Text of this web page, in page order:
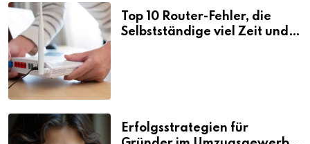
Top 10 Router-Fehler, die
Selbstständige viel Zeit und
Erfolgsstrategien für